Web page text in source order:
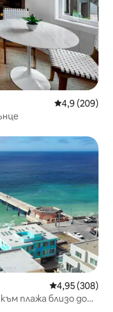
Средна
4,9 (209)
Средна
4,95 (308)
плажа близо до